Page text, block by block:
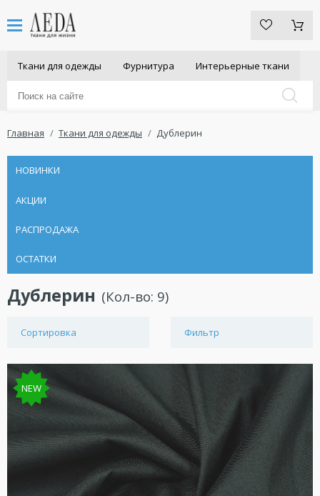
Ткани для одежды Фурнитура Интерьерные ткани
Главная Ткани для одежды Дублерин
НОВИНКИ
АКЦИИ
РАСПРОДАЖА
ОСТАТКИ
Дублерин (Кол-во: 9)
Сортировка Фильтр
NEW